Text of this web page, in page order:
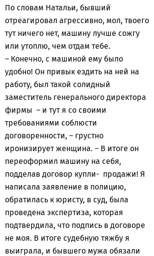
По словам Натальи, бывший
отреагировал агрессивно, мол, твоего
тут ничего нет, машину лучше сожгу
или утоплю, чем отдам тебе.
– Конечно, с машиной ему было
удобно! Он привык ездить на ней на
работу, был такой солидный
заместитель генерального директора
фирмы – и тут я со своими
требованиями соблюсти
договоренности, – грустно
иронизирует женщина. – В итоге он
переоформил машину на себя,
подделав договор купли- продажи! Я
написала заявление в полицию,
обратилась к юристу, в суд, была
проведена экспертиза, которая
подтвердила, что подпись в договоре
не моя. В итоге судебную тяжбу я
выиграла, и бывшего мужа обязали